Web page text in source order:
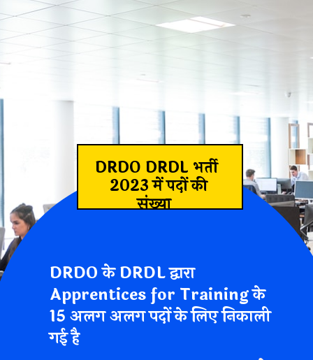
DRDO DRDL भर्ती
2023 में पदों की
संख्या
द्वारा
for
पदों के